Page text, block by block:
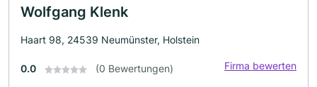
Wolfgang Klenk
Haart 98, 24539 Neumünster, Holstein
0.0 (0 Bewertungen) Firma bewerten